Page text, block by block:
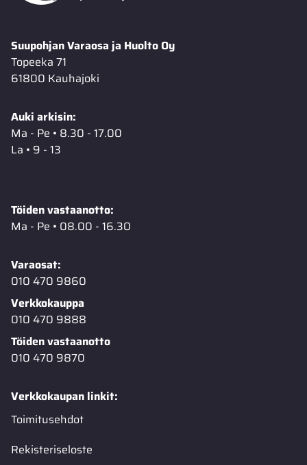
Suupohjan Varaosa ja Huolto Oy
Topeeka 71
61800 Kauhajoki
Auki arkisin:
Ma - Pe • 8.30 - 17.00
La • 9 - 13
Töiden vastaanotto:
Ma - Pe • 08.00 - 16.30
Varaosat:
010 470 9860
Verkkokauppa
010 470 9888
Töiden vastaanotto
010 470 9870
Verkkokaupan linkit:
Toimitusehdot
Rekisteriseloste